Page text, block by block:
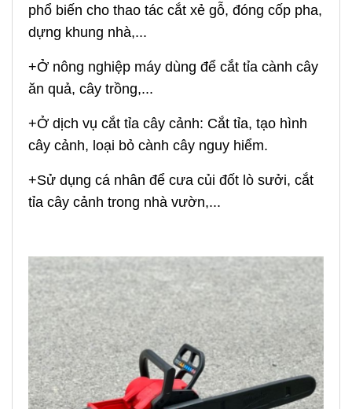
phổ biến cho thao tác cắt xẻ gỗ, đóng cốp pha,
dựng khung nhà,...
+Ở nông nghiệp máy dùng để cắt tỉa cành cây
ăn quả, cây trồng,...
+Ở dịch vụ cắt tỉa cây cảnh: Cắt tỉa, tạo hình
cây cảnh, loại bỏ cành cây nguy hiểm.
+Sử dụng cá nhân để cưa củi đốt lò sưởi, cắt
tỉa cây cảnh trong nhà vườn,...